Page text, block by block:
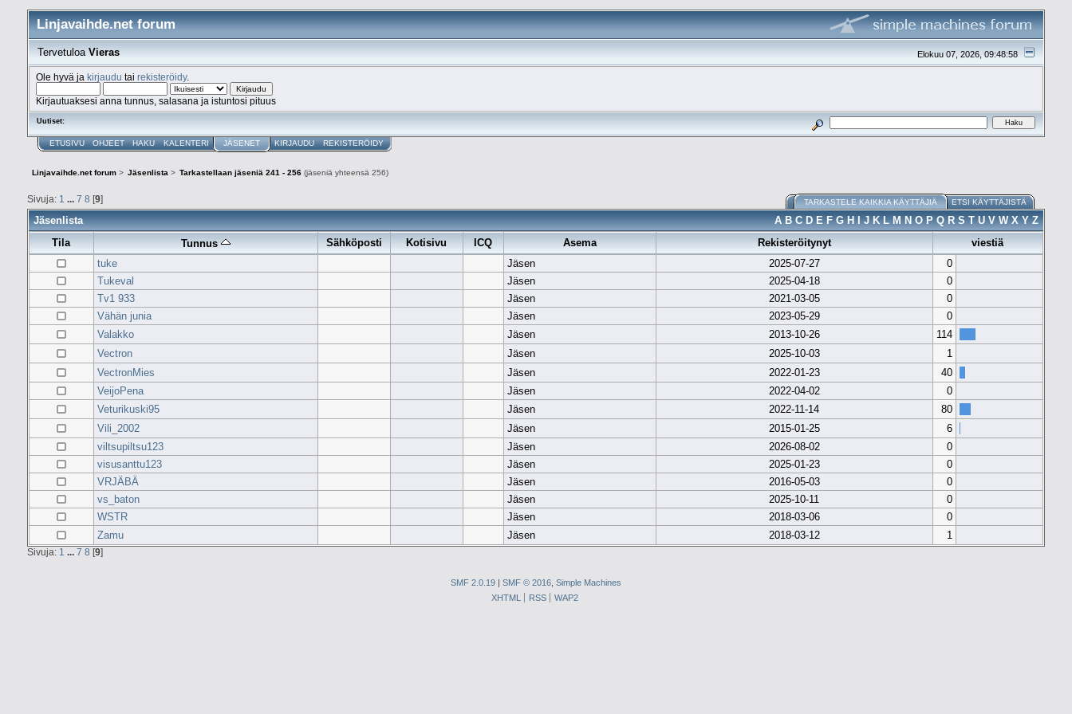
Linjavaihde.net forum
Elokuu 07, 2026, 09:48:58
TervetuloaVieras
Ole hyvä ja kirjaudu tai rekisteröidy.
Kirjautuaksesi anna tunnus, salasana ja istuntosi pituus
Uutiset:
ETUSIVU OHJEET HAKU KALENTERI JÄSENET KIRJAUDU REKISTERÖIDY
Linjavaihde.net forum > Jäsenlista > Tarkastellaan jäseniä 241 - 256 (jäseniä yhteensä 256)
Sivuja: 1 ... 7 8 [9] TARKASTELE KAIKKIA KÄYTTÄJIÄ ETSI KÄYTTÄJISTÄ
Jäsenlista A B C D E F G H I J K L M N O P Q R S T U V W X Y Z
Tila
Tunnus Sähköposti Kotisivu ICQ Asema Rekisteröitynyt
viestiä
tuke
Jäsen 2025-07-27
0
Tukeval
Jäsen 2025-04-18
0
Tv1 933
Jäsen 2021-03-05
0
Vähän junia
Jäsen 2023-05-29
0
Valakko
Jäsen 2013-10-26
114
Vectron
Jäsen 2025-10-03
1
VectronMies
Jäsen 2022-01-23
40
VeijoPena
Jäsen 2022-04-02
0
Veturikuski95
Jäsen 2022-11-14
80
Vili_2002
Jäsen 2015-01-25
6
viltsupiltsu123
Jäsen 2026-08-02
0
visusanttu123
Jäsen 2025-01-23
0
VRJÄBÄ
Jäsen 2016-05-03
0
vs_baton
Jäsen 2025-10-11
0
WSTR
Jäsen 2018-03-06
0
Zamu
Jäsen 2018-03-12 1
Sivuja: 1 ... 7 8 [9]
SMF 2.0.19| SMF © 2016, Simple Machines
XHTML
RSS WAP2